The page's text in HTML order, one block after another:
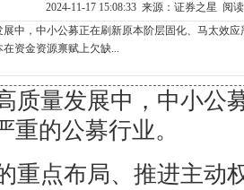
2024-11-17 15:08:33 来源：证券之星 阅
，中小公募正在刷新原本阶层固化、马太效应
资金资源禀赋上欠缺...
质量发展中，中小公
重的公募行业。
重点布局、推进主动